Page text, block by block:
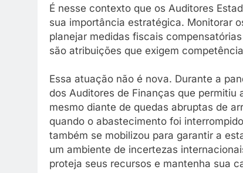
É nesse contexto que os Auditores
sua importância estratégica. Monitorar
planejar medidas fiscais
são atribuições que exigem
Essa atuação não é nova. Durante a
dos Auditores de Finanças que
mesmo diante de quedas abruptas de
quando o abastecimento foi
também se mobilizou para garantir a
um ambiente de incertezas
proteja seus recursos e mantenha sua